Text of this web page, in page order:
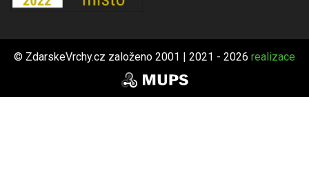
© ZdarskeVrchy.cz založeno 2001 | 2021 - 2026 realizace